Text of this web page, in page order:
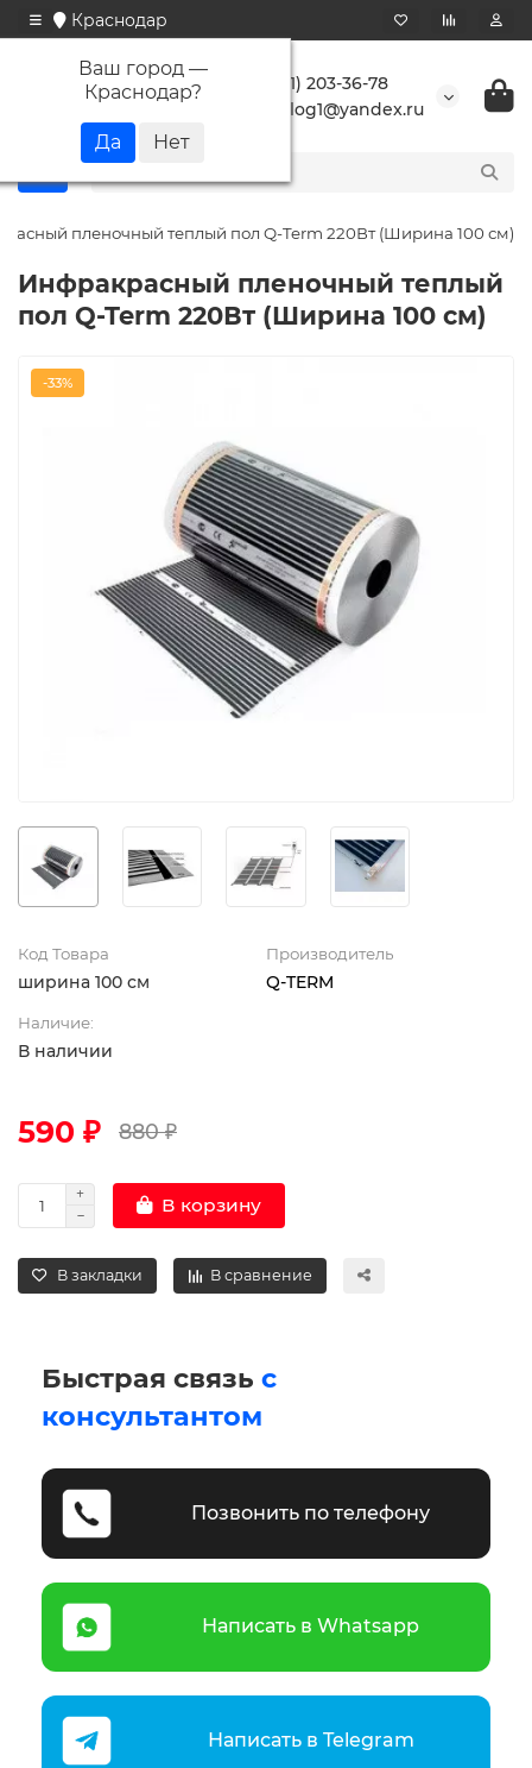
Краснодар
Ваш город —
Краснодар?
+7 (861) 203-36-78
buranlog1@yandex.ru
пленочный теплый пол Q-Term 220Вт (Ширина 100 см)
Инфракрасный пленочный теплый
пол Q-Term 220Вт (Ширина 100 см)
-33%
Код Товара
ширина 100 см
Производитель
Q-TERM
Наличие:
В наличии
590 ₽ 880 ₽
В корзину
В закладки В сравнение
Быстрая связь с
консультантом
Позвонить по телефону
Написать в Whatsapp
Написать в Telegram